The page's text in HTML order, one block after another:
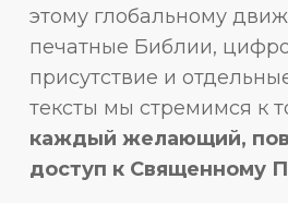
этому глобальному
печатные Библии,
присутствие и
тексты мы стремимся к
каждый желающий,
доступ к Священному